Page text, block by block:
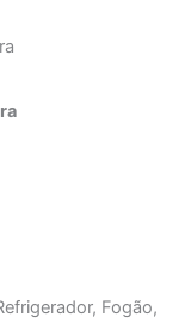
Fogão,